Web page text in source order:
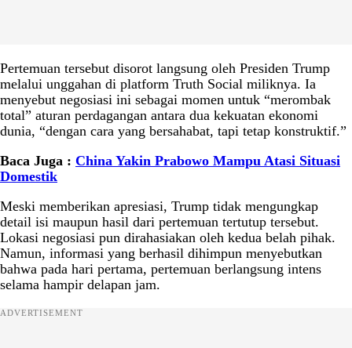
Pertemuan tersebut disorot langsung oleh Presiden Trump
melalui unggahan di platform Truth Social miliknya. Ia
menyebut negosiasi ini sebagai momen untuk “merombak
total” aturan perdagangan antara dua kekuatan ekonomi
dunia, “dengan cara yang bersahabat, tapi tetap konstruktif.”
Baca Juga : China Yakin Prabowo Mampu Atasi Situasi
Domestik
Meski memberikan apresiasi, Trump tidak mengungkap
detail isi maupun hasil dari pertemuan tertutup tersebut.
Lokasi negosiasi pun dirahasiakan oleh kedua belah pihak.
Namun, informasi yang berhasil dihimpun menyebutkan
bahwa pada hari pertama, pertemuan berlangsung intens
selama hampir delapan jam.
ADVERTISEMENT